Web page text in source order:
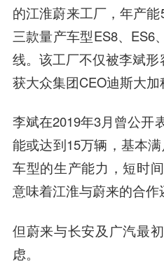
的江淮蔚来工厂，年产
三款量产车型ES8、ES6
线。该工厂不仅被李斌形
获大众集团CEO迪斯大加
李斌在2019年3月曾公开
能或达到15万辆，基本
车型的生产能力，短时
意味着江淮与蔚来的合作
但蔚来与长安及广汽最
虑。